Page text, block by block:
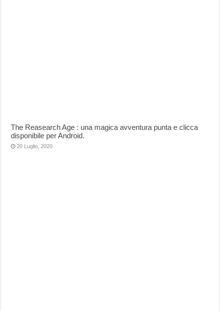
The Reasearch Age : una magica avventura punta e clicca
disponibile per Android.
20 Luglio, 2020